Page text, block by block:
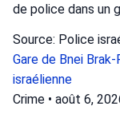
de police dans un
Source: Police
Gare de Bnei Brak-
israélienne
Crime • août 6,